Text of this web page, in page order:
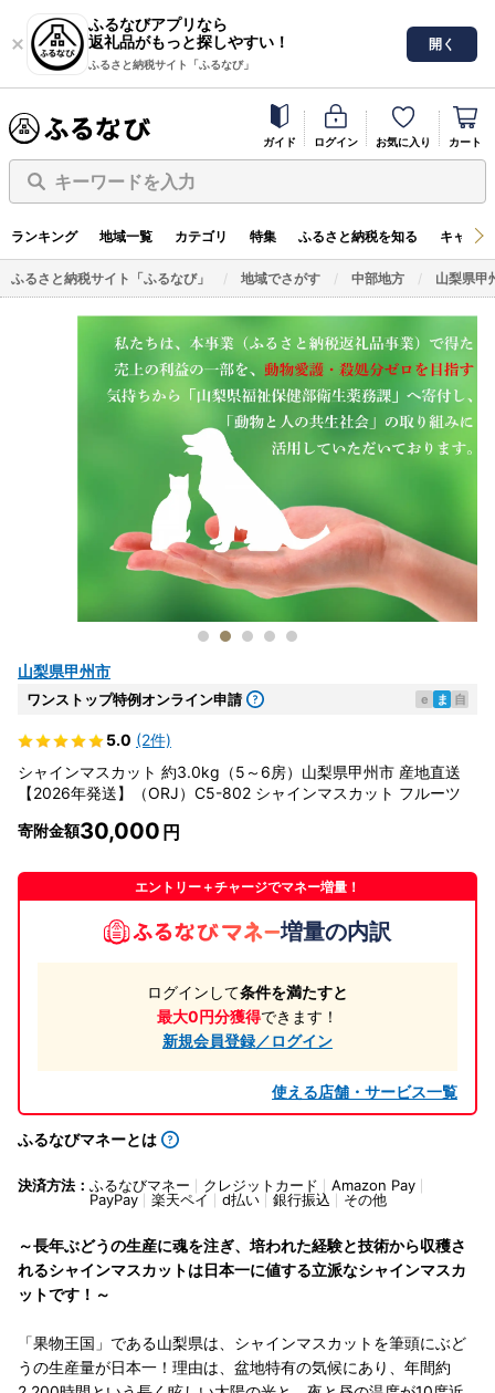
ふるなびアプリなら
返礼品がもっと探しやすい！
ふるさと納税サイト「ふるなび」
開く
ガイド ログイン お気に入り カート
キーワードを入力
ランキング 地域一覧 カテゴリ 特集 ふるさと納税を知る キャン
ふるさと納税サイト「ふるなび」 地域でさがす 中部地方 山梨県甲
山梨県甲州市
ワンストップ特例オンライン申請 e ま 自
5.0 (2件)
シャインマスカット 約3.0kg（5～6房）山梨県甲州市 産地直送
【2026年発送】（ORJ）C5-802 シャインマスカット フルーツ
寄附金額30,000
エントリー＋チャージでマネー増量！
増量の内訳
ログインして条件を満たすと
最大0円分獲得できます！
新規会員登録／ログイン
使える店舗・サービス一覧
ふるなびマネーとは
決済方法： ふるなびマネー クレジットカード
Amazon Pay
PayPay
楽天ペイ d払い 銀行振込 その他
～長年ぶどうの生産に魂を注ぎ、培われた経験と技術から収穫さ
れるシャインマスカットは日本一に値する立派なシャインマスカ
ットです！～
「果物王国」である山梨県は、シャインマスカットを筆頭にぶど
うの生産量が日本一！理由は、盆地特有の気候にあり、年間約